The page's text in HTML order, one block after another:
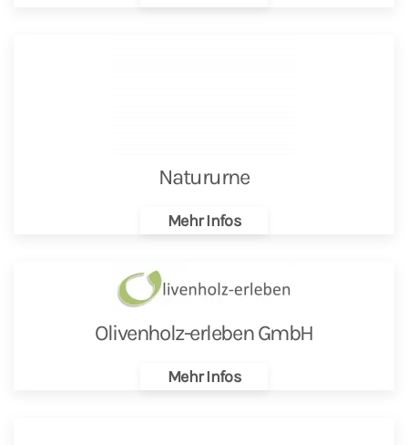
Natururne
Mehr Infos
Olivenholz-erleben GmbH
Mehr Infos